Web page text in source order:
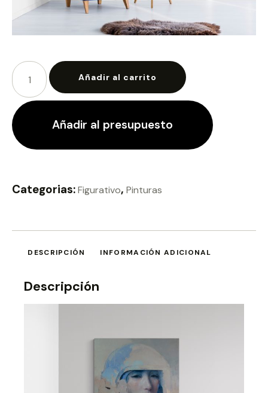
Añadir al carrito
Añadir al presupuesto
Categorias:Figurativo, Pinturas
DESCRIPCIÓN INFORMACIÓN ADICIONAL
Descripción